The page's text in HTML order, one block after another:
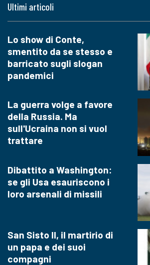
Ultimi articoli
Lo show di Conte,
smentito da se stesso e
barricato sugli slogan
pandemici
La guerra volge a favore
della Russia. Ma
sull'Ucraina non si vuol
trattare
Dibattito a Washington:
se gli Usa esauriscono i
loro arsenali di missili
San Sisto II, il martirio di
un papa e dei suoi
compagni